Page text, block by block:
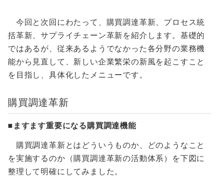
今回と次回にわたって、購買調達革新、プロセス統
括革新、サプライチェーン革新を紹介します。基礎的
ではあるが、従来あるようでなかった各分野の業務機
能から見直して、新しい企業繁栄の新風を起こすこと
を目指し、具体化したメニューです。
購買調達革新
■ますます重要になる購買調達機能
購買調達革新とはどういうものか、どのようなこと
を実施するのか（購買調達革新の活動体系）を下図に
整理して明確にしてみました。